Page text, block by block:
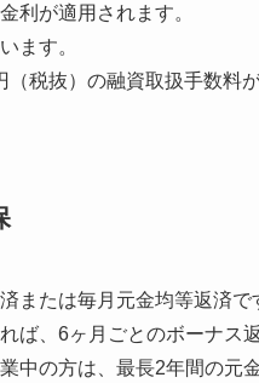
利が適用されます。
ます。
（税抜）の融資取扱手数料
または毎月元金均等返済で
ば、6ヶ月ごとのボーナス
中の方は、最長2年間の元